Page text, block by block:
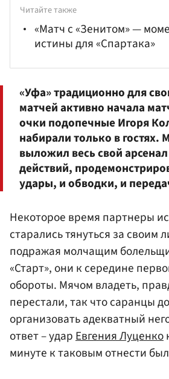
Читайте также
«Матч с «Зенитом» —
истины для «Спартака»
«Уфа» традиционно для
матчей активно начала
очки подопечныеИгоря
набирали только в гостях.
выложил весь свой
действий,
удары, и обводки, и
Некоторое время партнеры
старались тянуться за своим
подражая молчащим
«Старт», они к середине
обороты. Мячом владеть,
перестали, так что саранцы
организовать адекватный
ответ – ударЕвгения Луценко
минуте к таковым отнести